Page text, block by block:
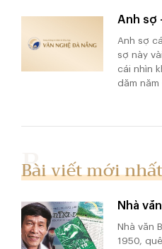
Anh sợ
Anh sợ
sợ này
cái nhìn
dăm năm
Bài viết mới nhất
Nhà
Nhà văn
1950,